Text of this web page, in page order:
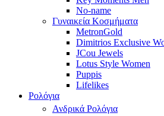
No-name
Γυναικεία Κοσμήματα
MetronGold
Dimitrios Exclusive
JCou Jewels
Lotus Style Women
Puppis
Lifelikes
Ρολόγια
Ανδρικά Ρολόγια